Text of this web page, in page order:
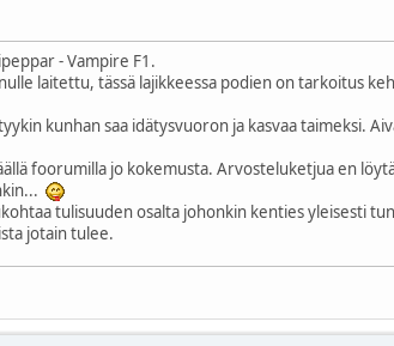
- Vampire F1.
laitettu, tässä lajikkeessa podien on tarkoitus
kunhan saa idätysvuoron ja kasvaa taimeksi.
foorumilla jo kokemusta. Arvosteluketjua en
tulisuuden osalta johonkin kenties yleisesti
jotain tulee.